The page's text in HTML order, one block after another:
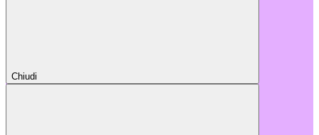
Chiudi